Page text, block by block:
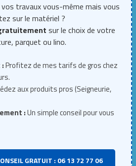
travaux vous-même mais vous
sur le matériel ?
sur le choix de votre
parquet ou lino.
Profitez de mes tarifs de gros chez
aux produits pros (Seigneurie,
:Un simple conseil pour vous
GRATUIT : 06 13 72 77 06